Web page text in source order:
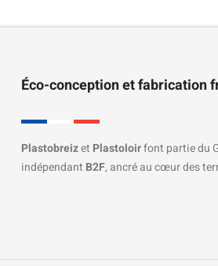
Éco-conception et fabrication
Plastobreizet Plastoloirfont partie du
indépendant B2F, ancré au cœur des